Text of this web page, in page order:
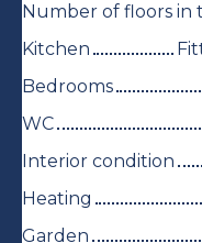
Number of floors in
Kitchen
Bedrooms
WC
Interior condition
Heating
Garden